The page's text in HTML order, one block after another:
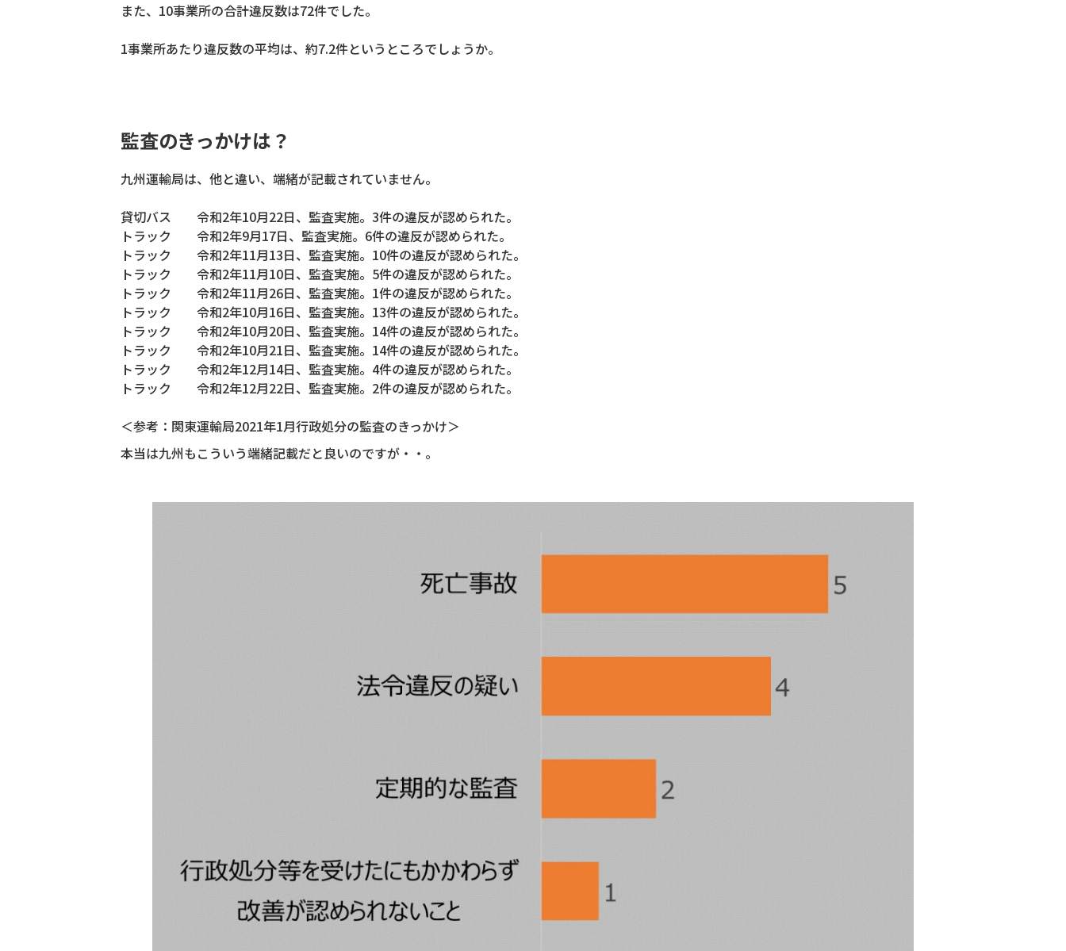
また、10事業所の合計違反数は72件でした。
1事業所あたり違反数の平均は、約7.2件というところでしょうか。
監査のきっかけは？
九州運輸局は、他と違い、端緒が記載されていません。
貸切バス 令和2年10月22日、監査実施。3件の違反が認められた。
トラック 令和2年9月17日、監査実施。6件の違反が認められた。
トラック 令和2年11月13日、監査実施。10件の違反が認められた。
トラック 令和2年11月10日、監査実施。5件の違反が認められた。
トラック 令和2年11月26日、監査実施。1件の違反が認められた。
トラック 令和2年10月16日、監査実施。13件の違反が認められた。
トラック 令和2年10月20日、監査実施。14件の違反が認められた。
トラック 令和2年10月21日、監査実施。14件の違反が認められた。
トラック 令和2年12月14日、監査実施。4件の違反が認められた。
トラック 令和2年12月22日、監査実施。2件の違反が認められた。
＜参考：関東運輸局2021年1月行政処分の監査のきっかけ＞
本当は九州もこういう端緒記載だと良いのですが・・。